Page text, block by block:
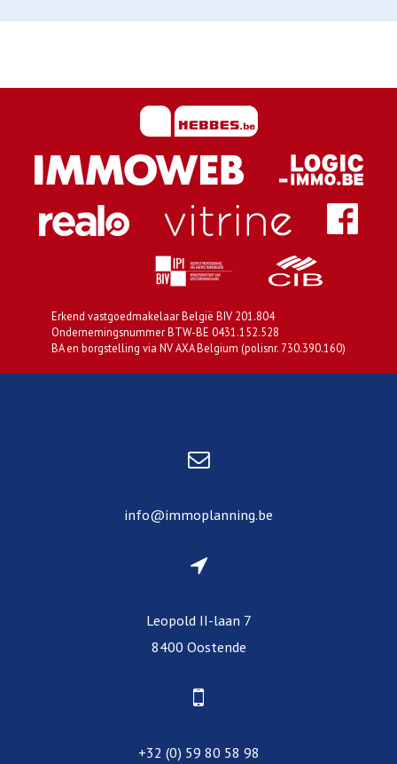
Erkend vastgoedmakelaar België BIV 201.804
Ondernemingsnummer BTW-BE 0431.152.528
BA en borgstelling via NV AXA Belgium (polisnr. 730.390.160)
info@immoplanning.be
Leopold II-laan 7
8400 Oostende
+32 (0) 59 80 58 98